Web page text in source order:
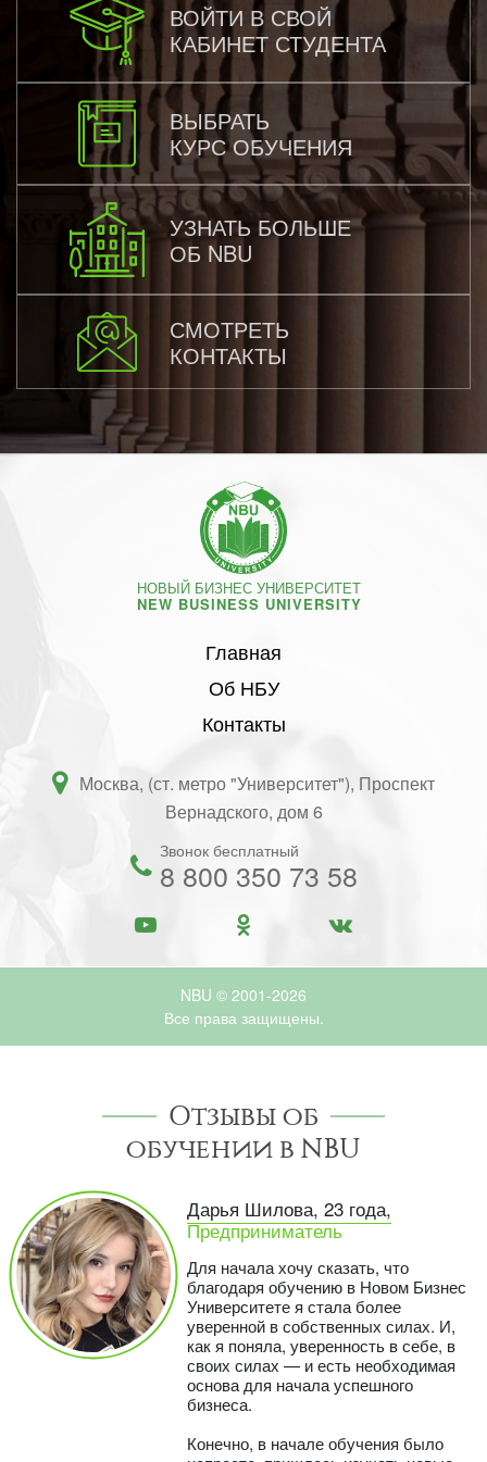
ВОЙТИ В СВОЙ
КАБИНЕТ СТУДЕНТА
ВЫБРАТЬ
КУРС ОБУЧЕНИЯ
УЗНАТЬ БОЛЬШЕ
ОБ NBU
СМОТРЕТЬ
КОНТАКТЫ
НОВЫЙ БИЗНЕС УНИВЕРСИТЕТ
NEW BUSINESS UNIVERSITY
Главная
Об НБУ
Контакты
Москва, (ст. метро "Университет"), Проспект
Вернадского, дом 6
Звонок бесплатный
8 800 350 73 58
NBU © 2001-2026
Все права защищены.
Отзывы об
обучении в NBU
Дарья Шилова, 23 года,
Предприниматель
Для начала хочу сказать, что
благодаря обучению в Новом Бизнес
Университете я стала более
уверенной в собственных силах. И,
как я поняла, уверенность в себе, в
своих силах — и есть необходимая
основа для начала успешного
бизнеса.
Конечно, в начале обучения было